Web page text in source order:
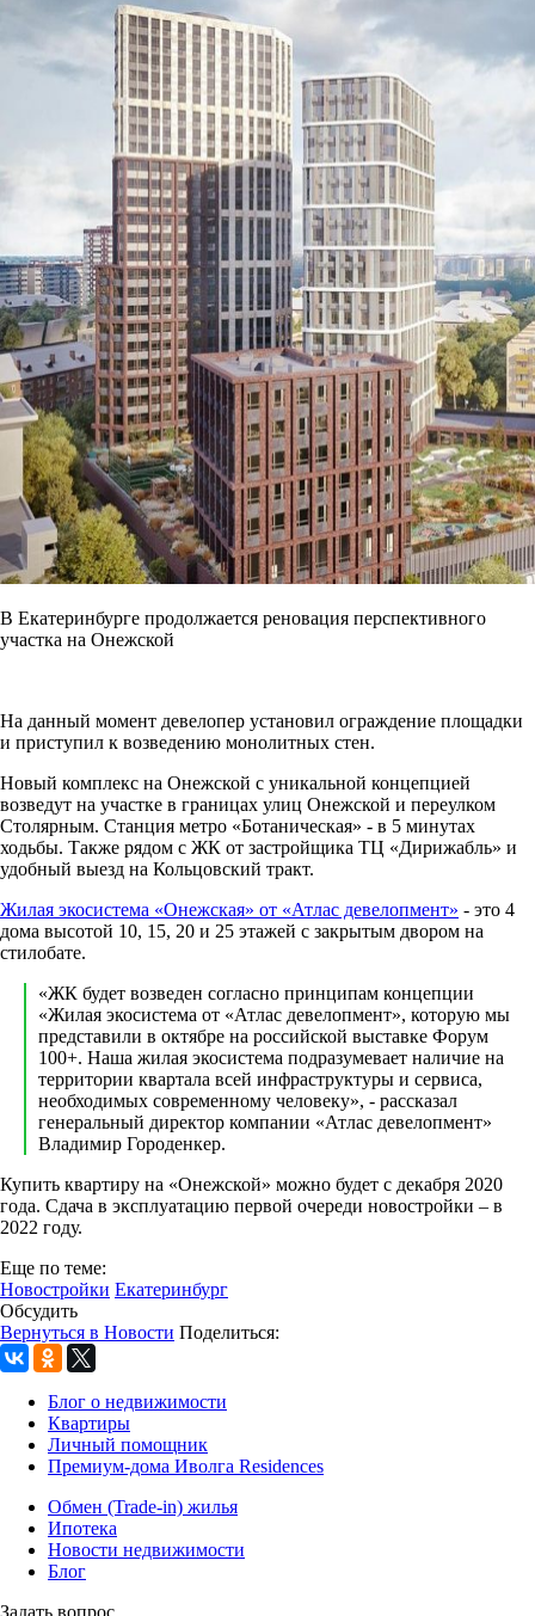
В Екатеринбурге продолжается реновация перспективного
участка на Онежской
На данный момент девелопер установил ограждение площадки
и приступил к возведению монолитных стен.
Новый комплекс на Онежской с уникальной концепцией
возведут на участке в границах улиц Онежской и переулком
Столярным. Станция метро «Ботаническая» - в 5 минутах
ходьбы. Также рядом с ЖК от застройщика ТЦ «Дирижабль» и
удобный выезд на Кольцовский тракт.
Жилая экосистема «Онежская» от «Атлас девелопмент» - это 4
дома высотой 10, 15, 20 и 25 этажей с закрытым двором на
стилобате.
«ЖК будет возведен согласно принципам концепции
«Жилая экосистема от «Атлас девелопмент», которую мы
представили в октябре на российской выставке Форум
100+. Наша жилая экосистема подразумевает наличие на
территории квартала всей инфраструктуры и сервиса,
необходимых современному человеку», - рассказал
генеральный директор компании «Атлас девелопмент»
Владимир Городенкер.
Купить квартиру на «Онежской» можно будет с декабря 2020
года. Сдача в эксплуатацию первой очереди новостройки – в
2022 году.
Еще по теме:
Новостройки Екатеринбург
Обсудить
Вернуться в Новости Поделиться:
Блог о недвижимости
Квартиры
Личный помощник
Премиум-дома Иволга Residences
Обмен (Trade-in) жилья
Ипотека
Новости недвижимости
Блог
Задать вопрос